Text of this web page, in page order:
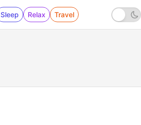
Sleep Relax Travel